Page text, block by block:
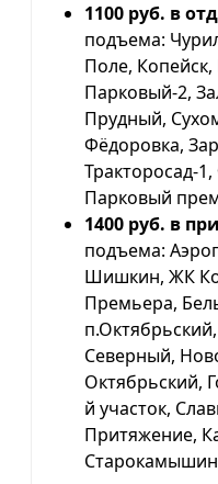
1100 руб. в
подъема:
Поле,
Парковый-2,
Прудный,
Фёдоровка,
Тракторосад-
Парковый
1400 руб. в
подъема:
Шишкин, ЖК
Премьера,
Северный,
Октябрьский,
й участок,
Притяжение,